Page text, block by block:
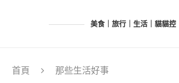
美食｜旅行｜生活｜貓貓控
首頁 那些生活好事